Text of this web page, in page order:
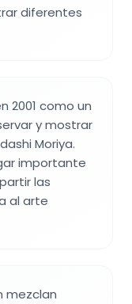
diferentes
2001 como un
y mostrar
Moriya.
importante
las
al arte
mezclan